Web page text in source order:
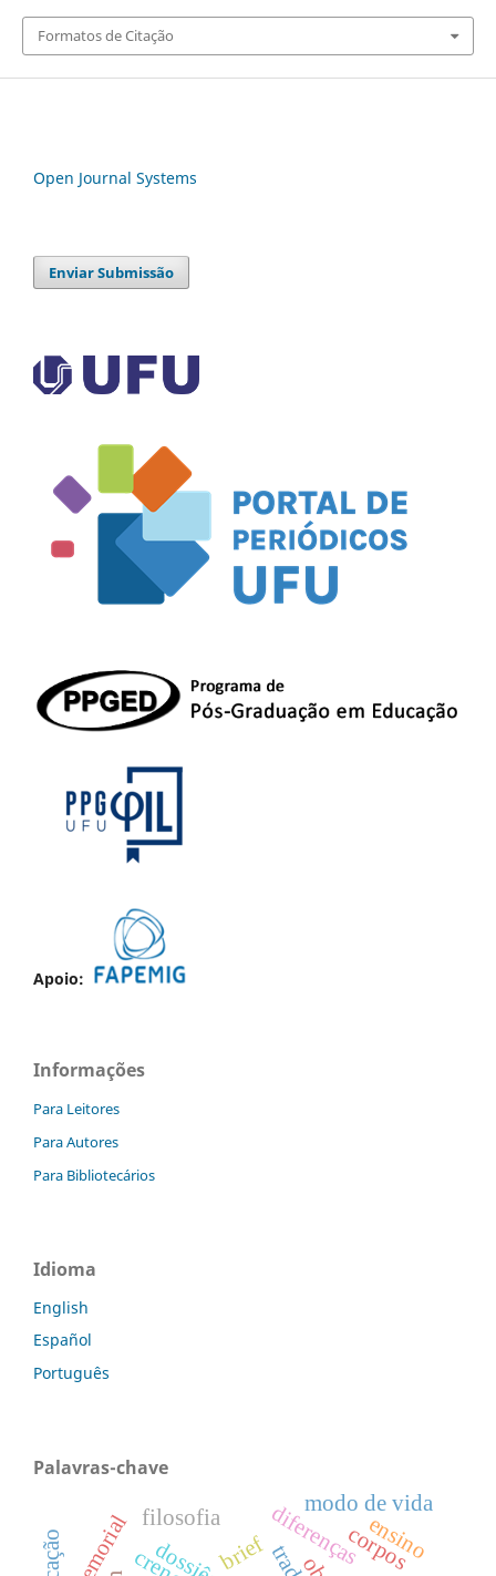
Formatos de Citação
Open Journal Systems
Enviar Submissão
Apoio:
Informações
Para Leitores
Para Autores
Para Bibliotecários
Idioma
English
Español
Português
Palavras-chave
brief
memorial diferençascorpos
filosofia
modo de vida
ensino